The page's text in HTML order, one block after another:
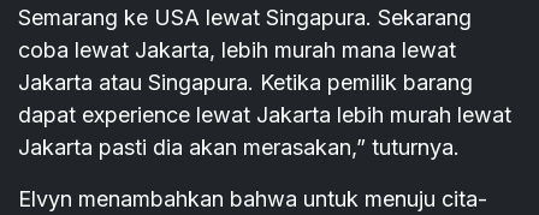
Semarang ke USA lewat Singapura. Sekarang
coba lewat Jakarta, lebih murah mana lewat
Jakarta atau Singapura. Ketika pemilik barang
dapat experience lewat Jakarta lebih murah lewat
Jakarta pasti dia akan merasakan,” tuturnya.
Elvyn menambahkan bahwa untuk menuju cita-